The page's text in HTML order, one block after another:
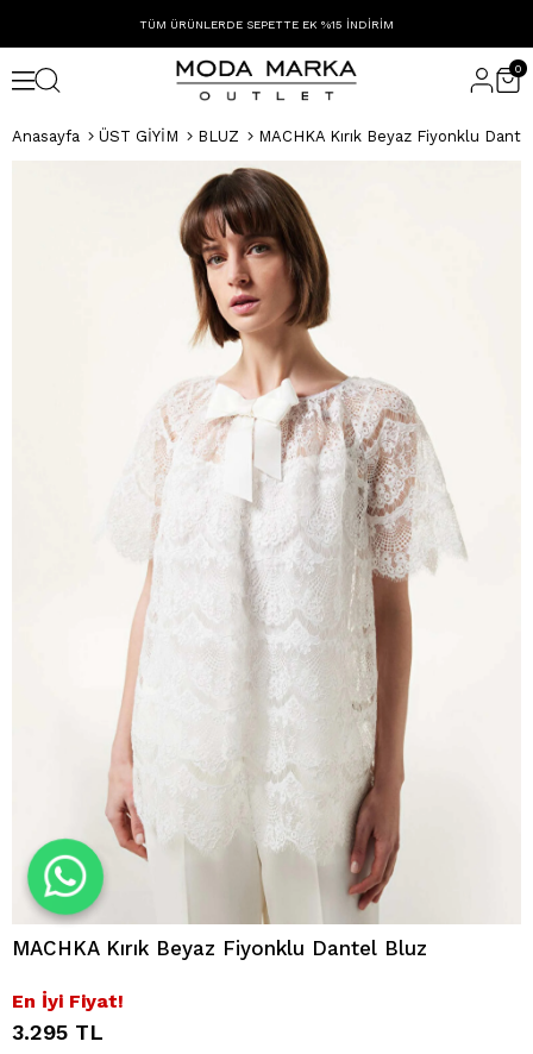
TÜM ÜRÜNLERDE SEPETTE EK %15 İNDİRİM
0
Anasayfa ÜST GİYİM BLUZ MACHKA Kırık Beyaz Fiyonklu
MACHKA Kırık Beyaz Fiyonklu Dantel Bluz
En İyi Fiyat!
3.295 TL